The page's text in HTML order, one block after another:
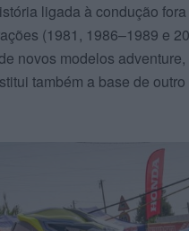
ligada à condução
(1981, 1986–1989 e
novos modelos
também a base de